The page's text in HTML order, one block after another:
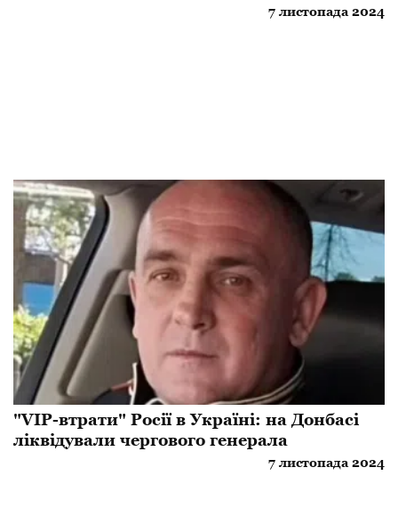
7 листопада 2024
"VIP-втрати" Росії в Україні: на Донбасі
ліквідували чергового генерала
7 листопада 2024